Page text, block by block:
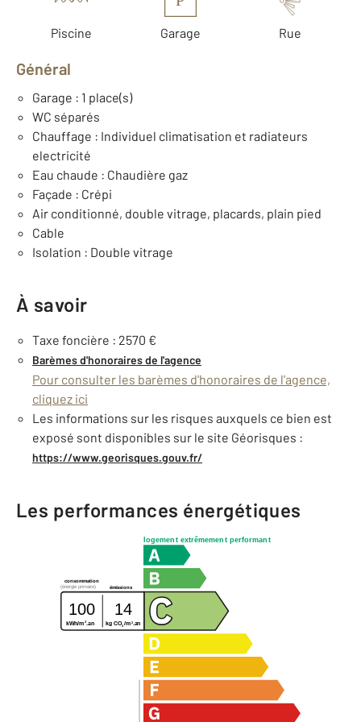
Piscine Garage Rue
Général
Garage : 1 place(s)
WC séparés
Chauffage : Individuel climatisation et radiateurs
electricité
Eau chaude : Chaudière gaz
Façade : Crépi
Air conditionné, double vitrage, placards, plain pied
Cable
Isolation : Double vitrage
À savoir
Taxe foncière : 2570 €
Barèmes d'honoraires de l'agence
Pour consulter les barèmes d'honoraires de l'agence,
cliquez ici
Les informations sur les risques auxquels ce bien est
exposé sont disponibles sur le site Géorisques :
https://www.georisques.gouv.fr/
Les performances énergétiques
logement extrêmement performant
consommation
émissions
(énergie primaire)
100 14
kWh/m 2 .an kg CO2/m2.an